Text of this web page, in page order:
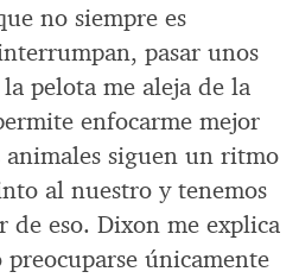
no siempre es
pasar unos
pelota me aleja de la
enfocarme mejor
animales siguen un ritmo
al nuestro y tenemos
de eso. Dixon me explica
únicamente